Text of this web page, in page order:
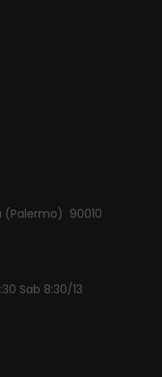
(Palermo) 90010
Sab 8:30/13